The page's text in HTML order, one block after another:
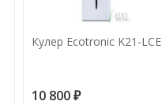
Кулер Ecotronic K21-LCE
10 800 ₽